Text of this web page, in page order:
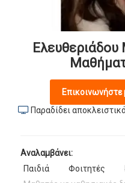
Ελευθεριάδου
Επικοινωνήστε
Παραδίδει
Αναλαμβάνει:
Παιδιά
Φοιτητές